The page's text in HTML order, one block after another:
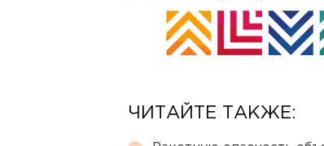
ЧИТАЙТЕ ТАКЖЕ: